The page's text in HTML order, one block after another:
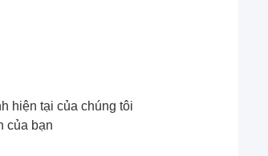
hiện tại của chúng tôi
của bạn